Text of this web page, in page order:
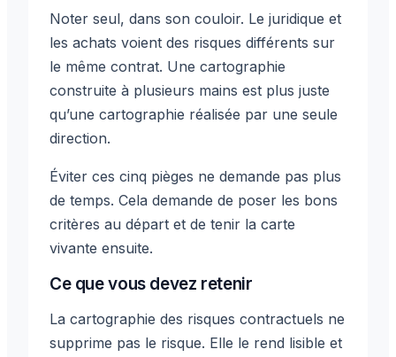
Noter seul, dans son couloir. Le juridique et
les achats voient des risques différents sur
le même contrat. Une cartographie
construite à plusieurs mains est plus juste
qu’une cartographie réalisée par une seule
direction.
Éviter ces cinq pièges ne demande pas plus
de temps. Cela demande de poser les bons
critères au départ et de tenir la carte
vivante ensuite.
Ce que vous devez retenir
La cartographie des risques contractuels ne
supprime pas le risque. Elle le rend lisible et